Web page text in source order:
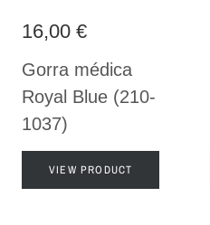
16,00 €
Gorra médica
Royal Blue (210-
1037)
VIEW PRODUCT